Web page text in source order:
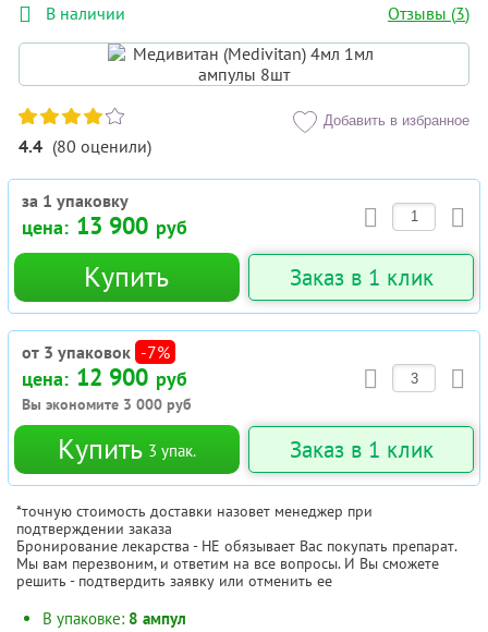
В наличии Отзывы (3)
4.4 (80 оценили)
Добавить в избранное
за 1 упаковку
цена: 13 900 руб
Купить Заказ в 1 клик
от 3 упаковок -7%
цена: 12 900 руб
Вы экономите 3 000 руб
Купить 3 упак. Заказ в 1 клик
*точную стоимость доставки назовет менеджер при
подтверждении заказа
Бронирование лекарства - НЕ обязывает Вас покупать препарат.
Мы вам перезвоним, и ответим на все вопросы. И Вы сможете
решить - подтвердить заявку или отменить ее
В упаковке: 8 ампул